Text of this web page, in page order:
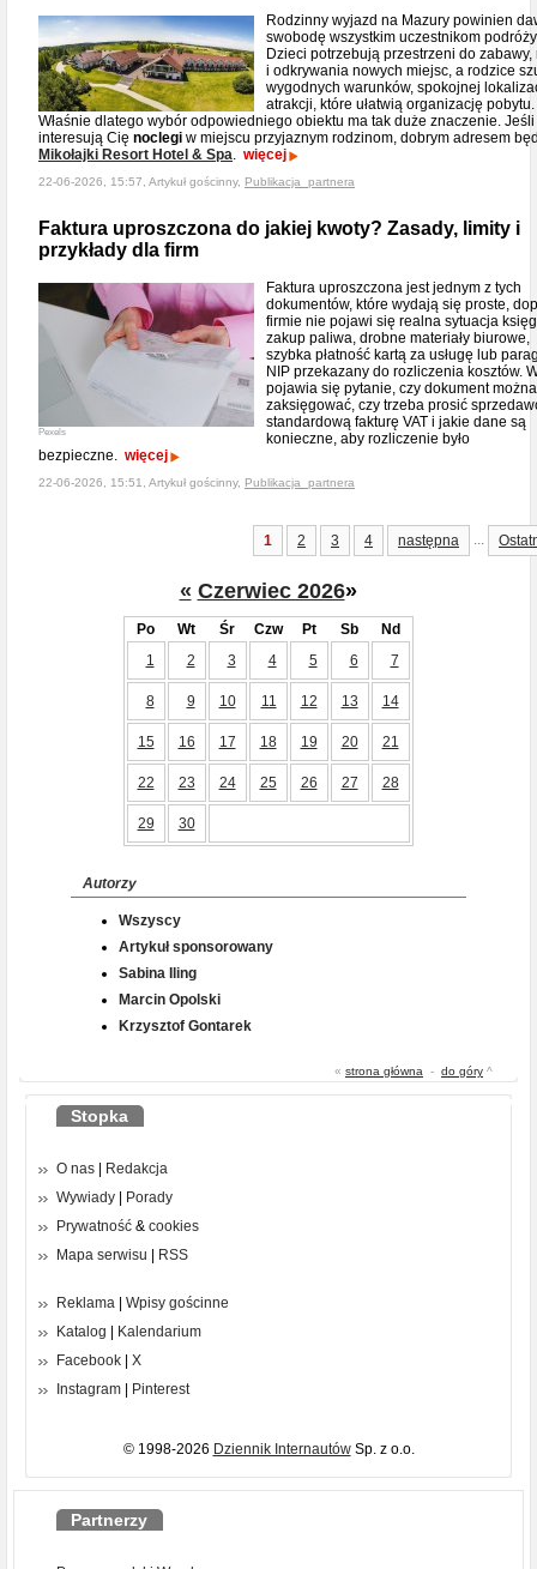
Rodzinny wyjazd na Mazury powinien
swobodę wszystkim uczestnikom
Dzieci potrzebują przestrzeni do zabawy,
i odkrywania nowych miejsc, a rodzice
wygodnych warunków, spokojnej
atrakcji, które ułatwią organizację pobytu.
Właśnie dlatego wybór odpowiedniego obiektu ma tak duże znaczenie. Jeśli
interesują Cię noclegi w miejscu przyjaznym rodzinom, dobrym adresem
Mikołajki Resort Hotel & Spa. więcej
22-06-2026, 15:57, Artykuł gościnny, Publikacja_partnera
Faktura uproszczona do jakiej kwoty? Zasady, limity i
przykłady dla firm
Pexels
Faktura uproszczona jest jednym z tych
dokumentów, które wydają się proste,
firmie nie pojawi się realna sytuacja
zakup paliwa, drobne materiały biurowe,
szybka płatność kartą za usługę lub
NIP przekazany do rozliczenia kosztów.
pojawia się pytanie, czy dokument można
zaksięgować, czy trzeba prosić
standardową fakturę VAT i jakie dane są
konieczne, aby rozliczenie było
bezpieczne. więcej
22-06-2026, 15:51, Artykuł gościnny, Publikacja_partnera
1 2 3 4 następna ...
« Czerwiec 2026»
Po Wt Śr Czw Pt Sb
Nd
1
2 3 4 5 6 7
8 9 10 11 12 13 14
15 16 17 18 19 20 21
22 23 24 25 26 27 28
29 30
Autorzy
Wszyscy
Artykuł sponsorowany
Sabina Iling
Marcin Opolski
Krzysztof Gontarek
« strona główna - do góry ^
Stopka
O nas | Redakcja
Wywiady | Porady
Prywatność & cookies
Mapa serwisu | RSS
Reklama | Wpisy gościnne
Katalog | Kalendarium
Facebook | X
Instagram | Pinterest
© 1998-2026 Dziennik InternautówSp. z o.o.
Partnerzy